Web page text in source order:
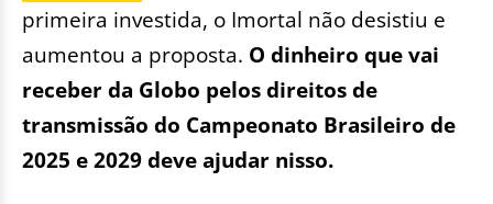
primeira investida, o Imortal não desistiu e
aumentou a proposta. O dinheiro que vai
receber da Globo pelos direitos de
transmissão do Campeonato Brasileiro de
2025 e 2029 deve ajudar nisso.